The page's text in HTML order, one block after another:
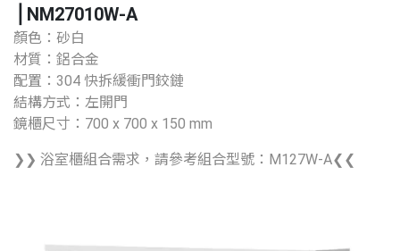
⎪NM27010W-A
顏色：砂白
材質：鋁合金
配置：304 快拆緩衝門鉸鏈
結構方式：左開門
鏡櫃尺寸：700 x 700 x 150 mm
❯❯ 浴室櫃組合需求，請參考組合型號：M127W-A❮❮